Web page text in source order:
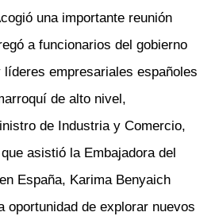
una importante reunión
a funcionarios del gobierno
empresariales españoles
de alto nivel,
de Industria y Comercio,
asistió la Embajadora del
España, Karima Benyaich
oportunidad de explorar nuevos